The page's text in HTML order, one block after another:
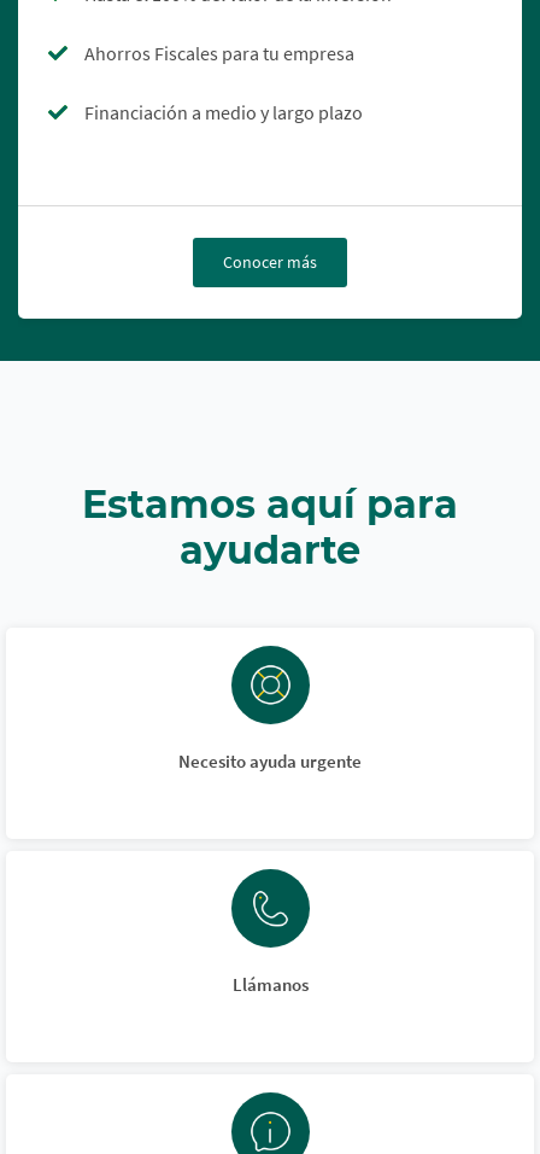
Ahorros Fiscales para tu empresa
Financiación a medio y largo plazo
Conocer más
Estamos aquí para
ayudarte
Necesito ayuda urgente
Llámanos